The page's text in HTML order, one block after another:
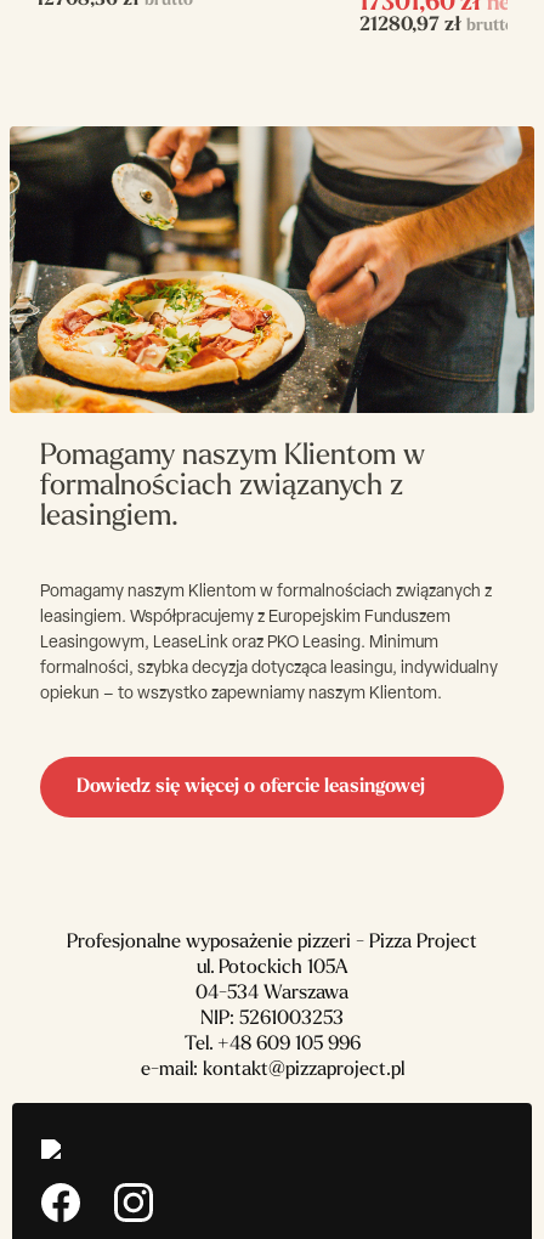
21280,97 zł brutto
Pomagamy naszym Klientom w
formalnościach związanych z
leasingiem.
Pomagamy naszym Klientom w formalnościach związanych z
leasingiem. Współpracujemy z Europejskim Funduszem
Leasingowym, LeaseLink oraz PKO Leasing. Minimum
formalności, szybka decyzja dotycząca leasingu, indywidualny
opiekun – to wszystko zapewniamy naszym Klientom.
Dowiedz się więcej o ofercie leasingowej
Profesjonalne wyposażenie pizzeri - Pizza Project
ul. Potockich 105A
04-534 Warszawa
NIP: 5261003253
Tel. +48 609 105 996
e-mail: kontakt@pizzaproject.pl